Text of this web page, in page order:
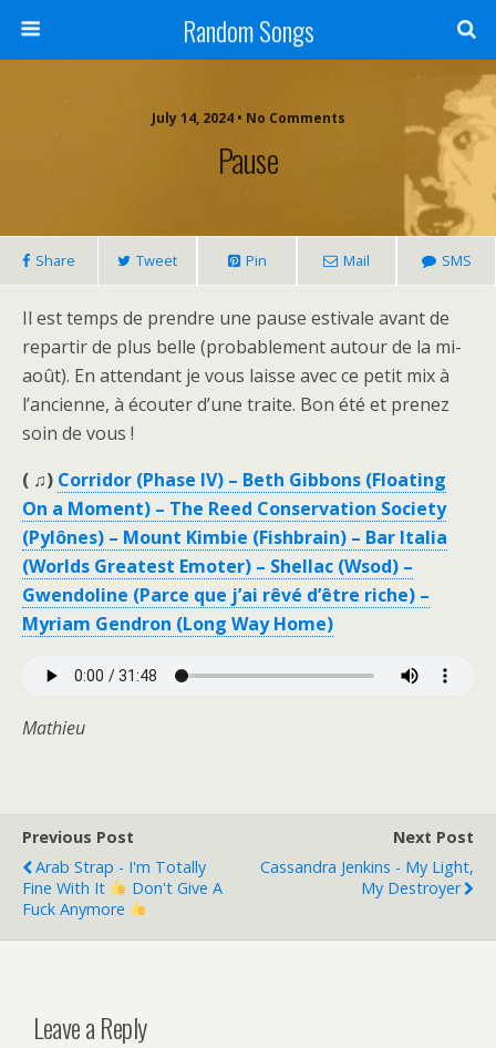
Random Songs
July 14, 2024 • No Comments
Pause
Share Tweet Pin Mail SMS
Il est temps de prendre une pause estivale avant de
repartir de plus belle (probablement autour de la mi-
août). En attendant je vous laisse avec ce petit mix à
l’ancienne, à écouter d’une traite. Bon été et prenez
soin de vous !
( ♫) Corridor (Phase IV) – Beth Gibbons (Floating
On a Moment) – The Reed Conservation Society
(Pylônes) – Mount Kimbie (Fishbrain) – Bar Italia
(Worlds Greatest Emoter) – Shellac (Wsod) –
Gwendoline (Parce que j’ai rêvé d’être riche) –
Myriam Gendron (Long Way Home)
Mathieu
Previous Post
Arab Strap - I'm Totally
Fine With It
Don't Give A
Fuck Anymore
Next Post
Cassandra Jenkins - My Light,
My Destroyer
Leave a Reply